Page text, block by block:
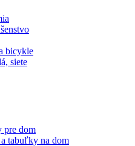
bicykle
siete
pre dom
tabuľky na dom